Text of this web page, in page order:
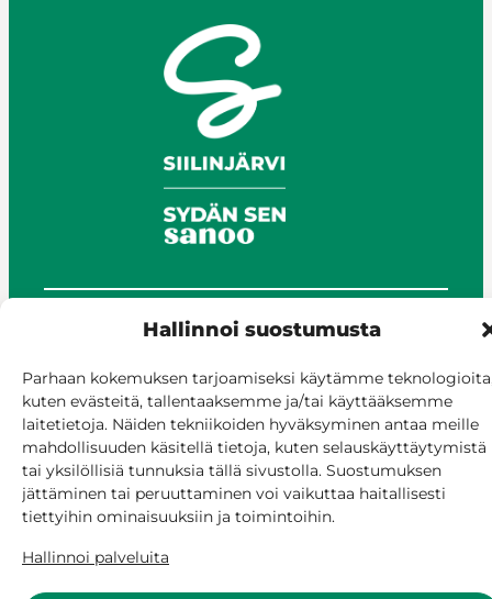
Hallinnoi suostumusta
Parhaan kokemuksen tarjoamiseksi käytämme
kuten evästeitä, tallentaaksemme ja/tai käyttääksemme
laitetietoja. Näiden tekniikoiden hyväksyminen antaa meille
mahdollisuuden käsitellä tietoja, kuten selauskäyttäytymistä
tai yksilöllisiä tunnuksia tällä sivustolla. Suostumuksen
jättäminen tai peruuttaminen voi vaikuttaa haitallisesti
tiettyihin ominaisuuksiin ja toimintoihin.
Hallinnoi palveluita
© Siilinjärvi 2025
Asioi verkossa
Laskutus ja maksaminen
Saavutettavuus
Evästekäytäntö
Hallitse suostumusta